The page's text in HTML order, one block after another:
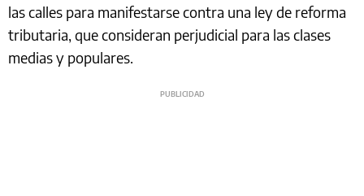
las calles para manifestarse contra una ley de reforma
tributaria, que consideran perjudicial para las clases
medias y populares.